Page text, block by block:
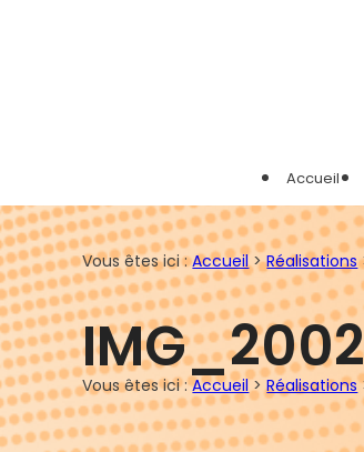
Accueil
Vous êtes ici :Accueil>Réalisations
IMG_2002
Vous êtes ici :Accueil>Réalisations